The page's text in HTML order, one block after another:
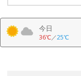
今日
36℃／25℃